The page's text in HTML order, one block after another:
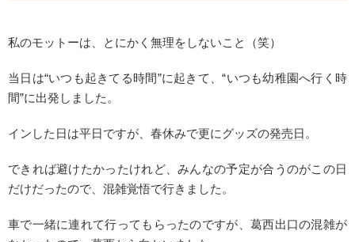
私のモットーは、とにかく無理をしないこと（笑）
当日は“いつも起きてる時間”に起きて、“いつも幼稚園へ行く時
間”に出発しました。
インした日は平日ですが、春休みで更にグッズの発売日 。
できれば避けたかったけれど、みんなの予定が合うのがこの日
だけだったので、混雑覚悟で行きました。
車で一緒に連れて行ってもらったのですが、葛西出口の混雑が